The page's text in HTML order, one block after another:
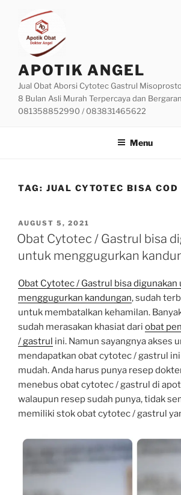
content
APOTIK ANGEL
Jual Obat Aborsi Cytotec Gastrul
8 Bulan Asli Murah Terpercaya dan
081358852990 / 083831465622
Menu
TAG: JUAL CYTOTEC BISA COD
POSTED
ON
AUGUST 5, 2021
Obat Cytotec / Gastrul bisa
untuk menggugurkan
Obat Cytotec / Gastrul bisa digunakan
menggugurkan kandungan, sudah
untuk membatalkan kehamilan.
sudah merasakan khasiat dari obat
/ gastrul ini. Namun sayangnya akses
mendapatkan obat cytotec / gastrul
mudah. Anda harus punya resep
menebus obat cytotec / gastrul di
walaupun resep sudah punya, tidak
memiliki stok obat cytotec / gastrul